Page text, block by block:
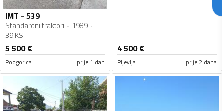
IMT - 539
Standardni traktori
1989
39 KS
5 500€
Podgorica prije 1 dan
4 500€
Pljevlja prije 2 dana